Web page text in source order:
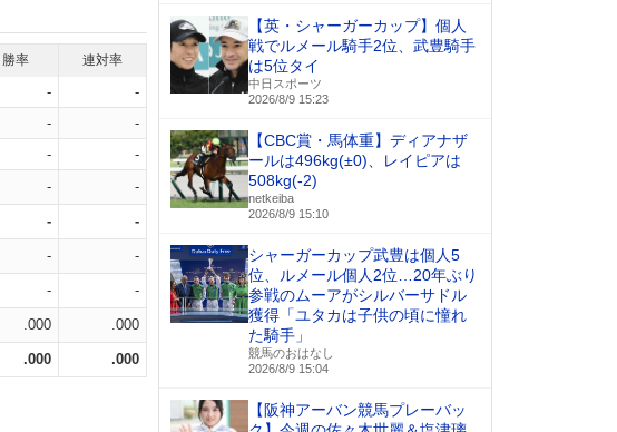
勝率 連対率
-
-
-
-
-
-
- -
- -
- -
- -
.000 .000
.000 .000
【英・シャーガーカップ】個人
戦でルメール騎手2位、武豊騎手
は5位タイ
中日スポーツ
2026/8/9 15:23
【CBC賞・馬体重】ディアナザ
ールは496kg(±0)、レイピアは
508kg(-2)
netkeiba
2026/8/9 15:10
シャーガーカップ武豊は個人5
位、ルメール個人2位…20年ぶり
参戦のムーアがシルバーサドル
獲得「ユタカは子供の頃に憧れ
た騎手」
競馬のおはなし
2026/8/9 15:04
【阪神アーバン競馬プレーバッ